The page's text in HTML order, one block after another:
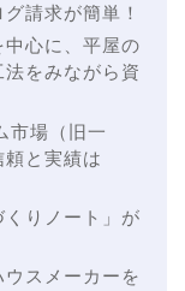
請求が簡単！
心に、平屋の
をみながら資
市場（旧一
と実績は
りノート」が
スメーカーを